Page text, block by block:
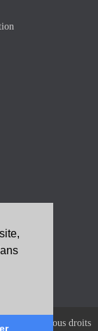
Tous droits